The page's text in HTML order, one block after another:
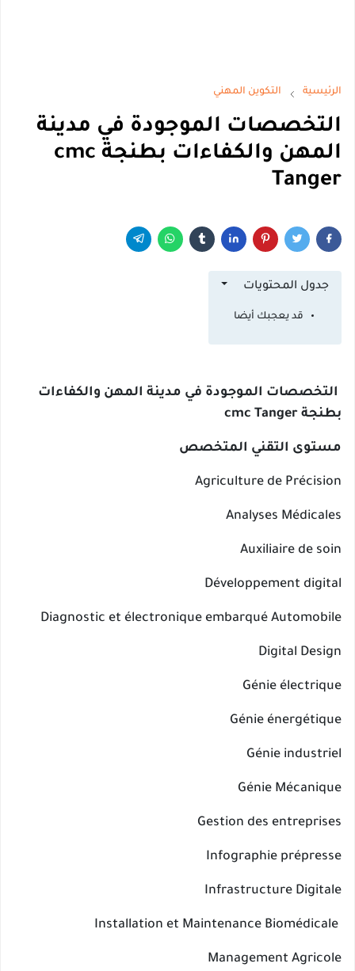
الرئيسية التكوين المهني
التخصصات الموجودة في مدينة
المهن والكفاءات بطنجة cmc
Tanger
جدول المحتويات
قد يعجبك أيضا
التخصصات الموجودة في مدينة المهن والكفاءات
بطنجة cmc Tanger
مستوى التقني المتخصص
Agriculture de Précision
Analyses Médicales
Auxiliaire de soin
Développement digital
Diagnostic et électronique embarqué Automobile
Digital Design
Génie électrique
Génie énergétique
Génie industriel
Génie Mécanique
Gestion des entreprises
Infographie prépresse
Infrastructure Digitale
Management Agricole